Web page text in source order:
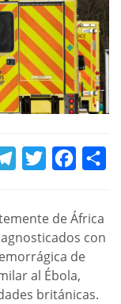
TELEGRAMTWITTER
de África
con
de
al Ébola,
británicas.